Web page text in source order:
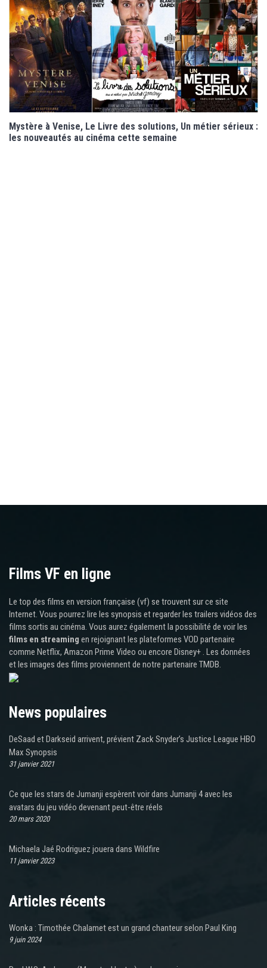
Mystère à Venise, Le Livre des solutions, Un métier sérieux :
les nouveautés au cinéma cette semaine
Films VF en ligne
Le top des films en version française (vf) se trouvent sur ce site
Internet. Vous pourrez lire les synopsis et regarder les trailers vidéos des
films sortis au cinéma. Vous aurez également la possibilité de voir les
films en streaming en rejoignant les plateformes VOD partenaire
comme Netflix, Amazon Prime Video ou encore Disney+ . Les données
et les images des films proviennent de notre partenaire TMDB.
News populaires
DeSaad et Darkseid arrivent, prévient Zack Snyder’s Justice League HBO
Max Synopsis
31 janvier 2021
Ce que les stars de Jumanji espèrent voir dans Jumanji 4 avec les
avatars du jeu vidéo devenant peut-être réels
20 mars 2020
Michaela Jaé Rodriguez jouera dans Wildfire
11 janvier 2023
Articles récents
Wonka : Timothée Chalamet est un grand chanteur selon Paul King
9 juin 2024